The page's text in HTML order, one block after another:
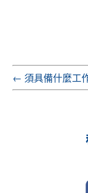
← 須具備什麼工